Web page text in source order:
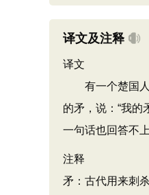
译文及注释
译文
有一个楚国人
的矛，说：“我的
一句话也回答不
注释
矛：古代用来刺